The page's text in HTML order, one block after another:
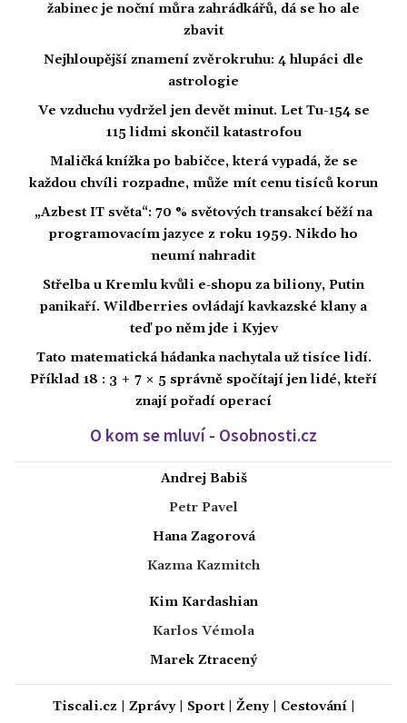
žabinec je noční můra zahrádkářů, dá se ho ale
zbavit
Nejhloupější znamení zvěrokruhu: 4 hlupáci dle
astrologie
Ve vzduchu vydržel jen devět minut. Let Tu-154 se
115 lidmi skončil katastrofou
Maličká knížka po babičce, která vypadá, že se
každou chvíli rozpadne, může mít cenu tisíců korun
„Azbest IT světa“: 70 % světových transakcí běží na
programovacím jazyce z roku 1959. Nikdo ho
neumí nahradit
Střelba u Kremlu kvůli e-shopu za biliony, Putin
panikaří. Wildberries ovládají kavkazské klany a
teď po něm jde i Kyjev
Tato matematická hádanka nachytala už tisíce lidí.
Příklad 18 : 3 + 7 × 5 správně spočítají jen lidé, kteří
znají pořadí operací
O kom se mluví - Osobnosti.cz
Andrej Babiš
Petr Pavel
Hana Zagorová
Kazma Kazmitch
Kim Kardashian
Karlos Vémola
Marek Ztracený
Tiscali.cz Zprávy| Sport| Ženy| Cestování|